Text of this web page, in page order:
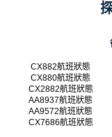
CX882航班狀態
CX880航班狀態
CX2882航班狀態
AA8937航班狀態
AA9572航班狀態
CX7686航班狀態